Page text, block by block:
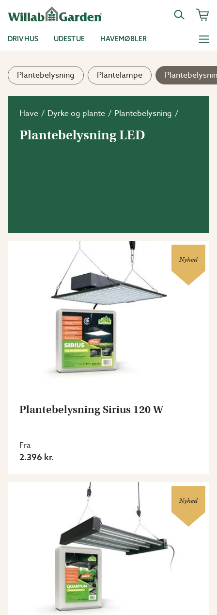
DRIVHUS UDESTUE HAVEMØBLER
Plantebelysning Plantelampe
Have Dyrke og plante Plantebelysning
Plantebelysning LED
Nyhed
Plantebelysning Sirius 120 W
Fra
2.396 kr.
Nyhed